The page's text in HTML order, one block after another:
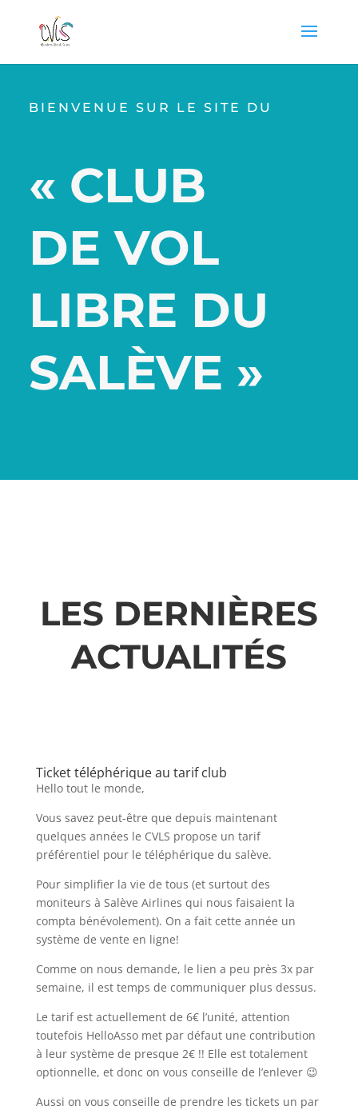
BIENVENUE SUR LE SITE DU
« CLUB
DE VOL
LIBRE DU
SALÈVE »
LES DERNIÈRES
ACTUALITÉS
Ticket téléphérique au tarif club
Hello tout le monde,
Vous savez peut-être que depuis maintenant
quelques années le CVLS propose un tarif
préférentiel pour le téléphérique du salève.
Pour simplifier la vie de tous (et surtout des
moniteurs à Salève Airlines qui nous faisaient la
compta bénévolement). On a fait cette année un
système de vente en ligne!
Comme on nous demande, le lien a peu près 3x par
semaine, il est temps de communiquer plus dessus.
Le tarif est actuellement de 6€ l’unité, attention
toutefois HelloAsso met par défaut une contribution
à leur système de presque 2€ !! Elle est totalement
optionnelle, et donc on vous conseille de l’enlever 😉
Aussi on vous conseille de prendre les tickets un par